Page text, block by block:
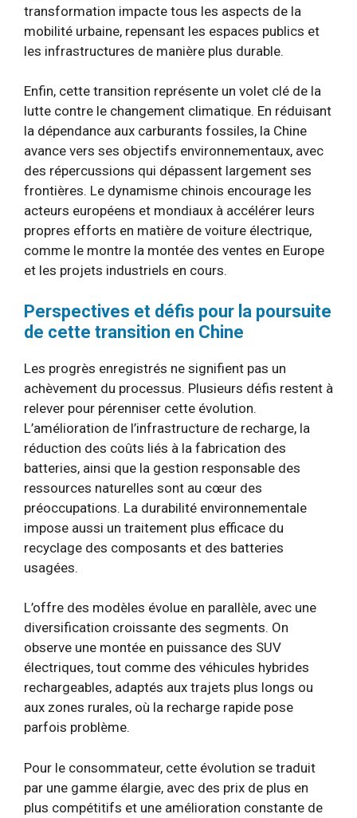
transformation impacte tous les aspects de la
mobilité urbaine, repensant les espaces publics et
les infrastructures de manière plus durable.
Enfin, cette transition représente un volet clé de la
lutte contre le changement climatique. En réduisant
la dépendance aux carburants fossiles, la Chine
avance vers ses objectifs environnementaux, avec
des répercussions qui dépassent largement ses
frontières. Le dynamisme chinois encourage les
acteurs européens et mondiaux à accélérer leurs
propres efforts en matière de voiture électrique,
comme le montre la montée des ventes en Europe
et les projets industriels en cours.
Perspectives et défis pour la poursuite
de cette transition en Chine
Les progrès enregistrés ne signifient pas un
achèvement du processus. Plusieurs défis restent à
relever pour pérenniser cette évolution.
L’amélioration de l’infrastructure de recharge, la
réduction des coûts liés à la fabrication des
batteries, ainsi que la gestion responsable des
ressources naturelles sont au cœur des
préoccupations. La durabilité environnementale
impose aussi un traitement plus efficace du
recyclage des composants et des batteries
usagées.
L’offre des modèles évolue en parallèle, avec une
diversification croissante des segments. On
observe une montée en puissance des SUV
électriques, tout comme des véhicules hybrides
rechargeables, adaptés aux trajets plus longs ou
aux zones rurales, où la recharge rapide pose
parfois problème.
Pour le consommateur, cette évolution se traduit
par une gamme élargie, avec des prix de plus en
plus compétitifs et une amélioration constante de